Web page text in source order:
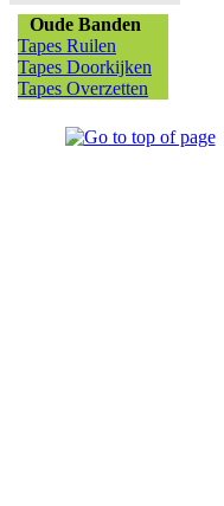
Oude Banden
Tapes Ruilen
Tapes Doorkijken
Tapes Overzetten